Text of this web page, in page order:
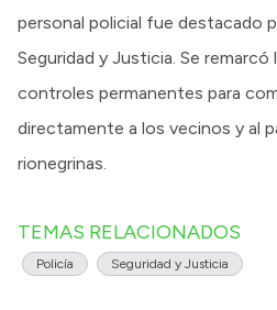
personal policial fue destacado
Seguridad y Justicia. Se
controles permanentes para
directamente a los vecinos y al
rionegrinas.
TEMAS RELACIONADOS
Policía Seguridad y Justicia